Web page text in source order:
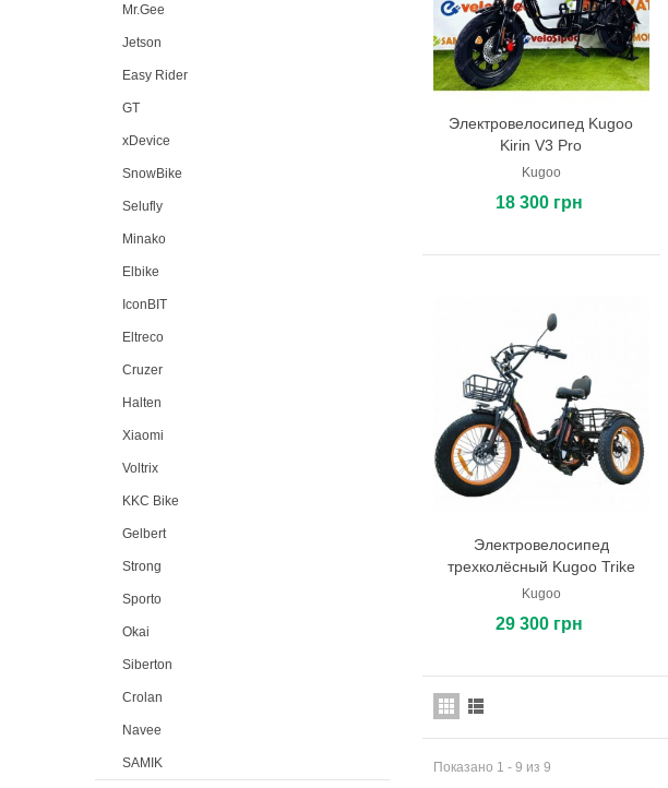
Mr.Gee
Jetson
Easy Rider
GT
xDevice
SnowBike
Selufly
Minako
Elbike
IconBIT
Eltreco
Cruzer
Halten
Xiaomi
Voltrix
KKC Bike
Gelbert
Strong
Sporto
Okai
Siberton
Crolan
Navee
SAMIK
В корзину
Электровелосипед Kugoo
Kirin V3 Pro
Kugoo
18 300 грн
В корзину
Электровелосипед
трехколёсный Kugoo Trike
Kugoo
29 300 грн
Показано 1 - 9 из 9